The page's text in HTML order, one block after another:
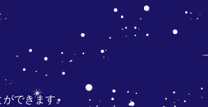
できます。